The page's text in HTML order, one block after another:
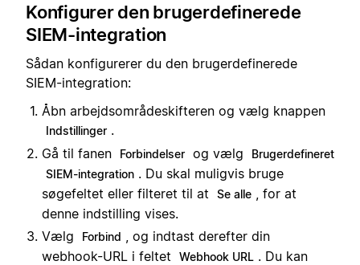
Konfigurer den brugerdefinerede
SIEM-integration
Sådan konfigurerer du den brugerdefinerede
SIEM-integration:
Åbn arbejdsområdeskifteren og vælg knappen
Indstillinger .
Gå til fanen
Forbindelser og vælg
Brugerdefineret
SIEM-integration . Du skal muligvis bruge
søgefeltet eller filteret til at
Se alle
, for at
denne indstilling vises.
Vælg
Forbind
, og indtast derefter din
webhook-URL i feltet
Webhook URL . Du kan